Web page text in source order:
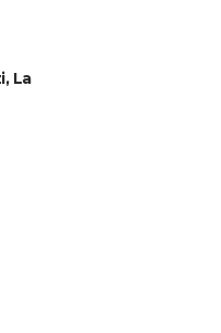
La